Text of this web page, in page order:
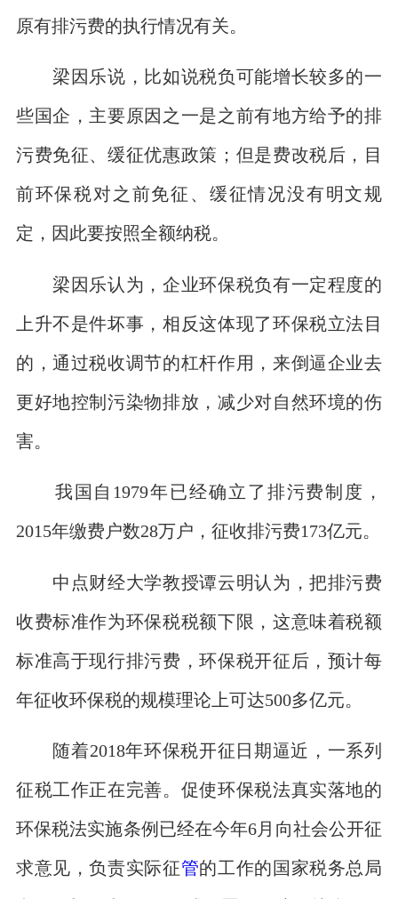
原有排污费的执行情况有关。
梁因乐说，比如说税负可能增长较多的一
些国企，主要原因之一是之前有地方给予的排
污费免征、缓征优惠政策；但是费改税后，目
前环保税对之前免征、缓征情况没有明文规
定，因此要按照全额纳税。
梁因乐认为，企业环保税负有一定程度的
上升不是件坏事，相反这体现了环保税立法目
的，通过税收调节的杠杆作用，来倒逼企业去
更好地控制污染物排放，减少对自然环境的伤
害。
我国自1979年已经确立了排污费制度，
2015年缴费户数28万户，征收排污费173亿元。
中点财经大学教授谭云明认为，把排污费
收费标准作为环保税税额下限，这意味着税额
标准高于现行排污费，环保税开征后，预计每
年征收环保税的规模理论上可达500多亿元。
随着2018年环保税开征日期逼近，一系列
征税工作正在完善。促使环保税法真实落地的
环保税法实施条例已经在今年6月向社会公开征
求意见，负责实际征管的工作的国家税务总局